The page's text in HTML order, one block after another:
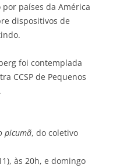
países da América
dispositivos de
foi contemplada
CCSP de Pequenos
picumã, do coletivo
às 20h, e domingo